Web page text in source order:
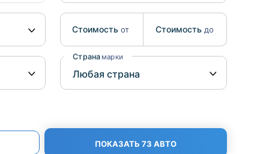
Isuzu
Hino
Стоимость от Стоимость до
Страна марки
ПОКАЗАТЬ 73 АВТО